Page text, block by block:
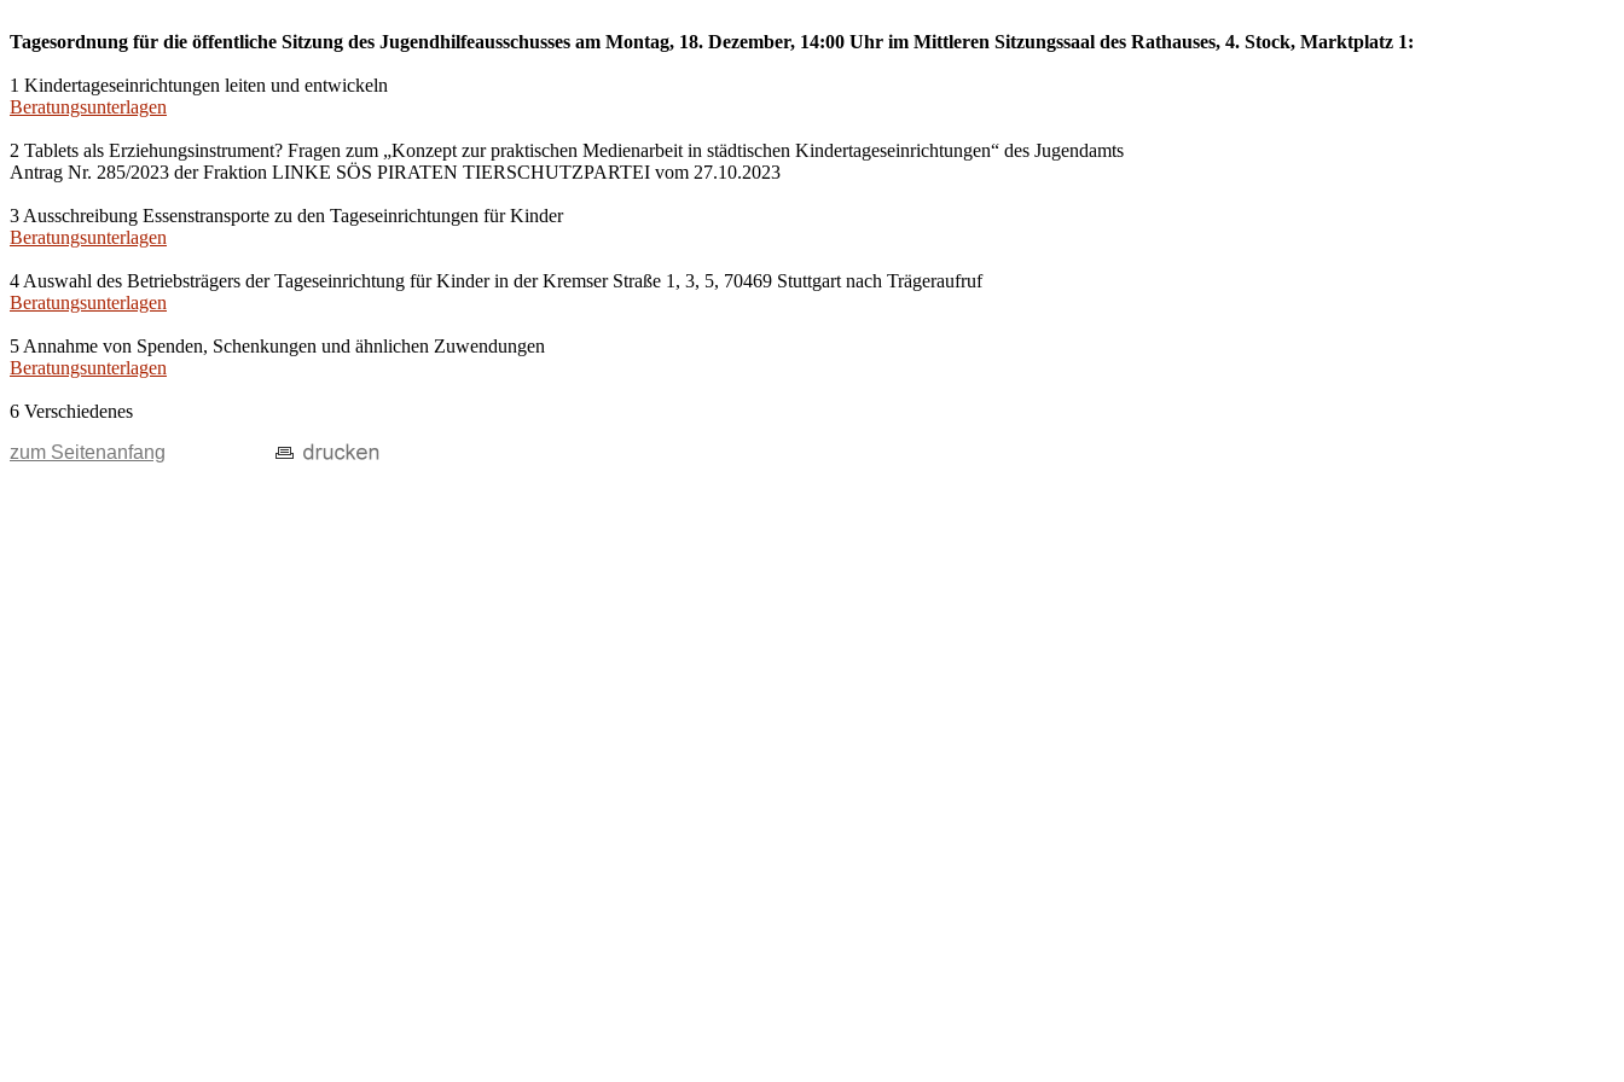
Tagesordnung für die öffentliche Sitzung des Jugendhilfeausschusses am Montag, 18. Dezember, 14:00 Uhr im Mittleren Sitzungssaal des Rathauses, 4. Stock, Marktplatz 1:
1 Kindertageseinrichtungen leiten und entwickeln
Beratungsunterlagen
2 Tablets als Erziehungsinstrument? Fragen zum „Konzept zur praktischen Medienarbeit in städtischen Kindertageseinrichtungen“ des Jugendamts
Antrag Nr. 285/2023 der Fraktion LINKE SÖS PIRATEN TIERSCHUTZPARTEI vom 27.10.2023
3 Ausschreibung Essenstransporte zu den Tageseinrichtungen für Kinder
Beratungsunterlagen
4 Auswahl des Betriebsträgers der Tageseinrichtung für Kinder in der Kremser Straße 1, 3, 5, 70469 Stuttgart nach Trägeraufruf
Beratungsunterlagen
5 Annahme von Spenden, Schenkungen und ähnlichen Zuwendungen
Beratungsunterlagen
6 Verschiedenes
zum Seitenanfang